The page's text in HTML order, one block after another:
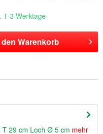
1-3 Werktage
Warenkorb
T 29 cm Loch Ø 5 cm mehr